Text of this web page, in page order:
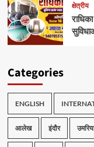
क्षेत्रीय
Categories
ENGLISH
आलेख इंदौर